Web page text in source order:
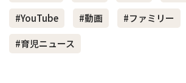
#YouTube
#動画 #ファミリー
#育児ニュース